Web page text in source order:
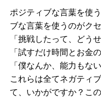
ポジティブな言葉を使
ブな言葉を使うのがク
「挑戦したって、どう
「試すだけ時間とお金
「僕なんか、能力もな
これらは全てネガティ
て、いかがですか？こ